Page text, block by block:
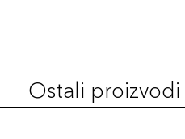
Ostali